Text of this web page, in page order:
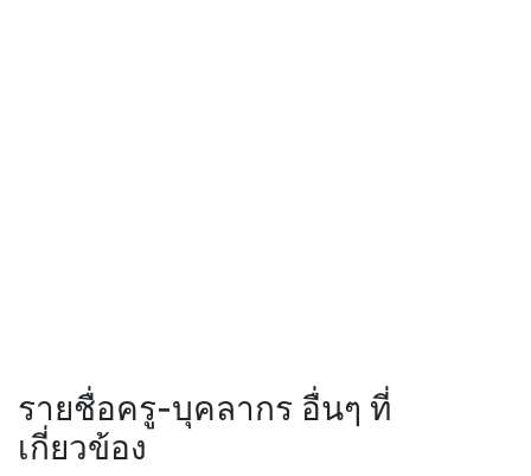
รายชื่อครู-บุคลากร อื่นๆ ที่
เกี่ยวข้อง